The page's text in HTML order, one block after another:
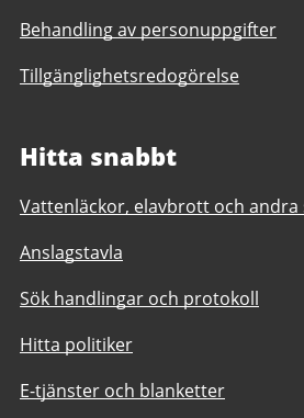
Behandling av personuppgifter
Tillgänglighetsredogörelse
Hitta snabbt
Vattenläckor, elavbrott och
Anslagstavla
Sök handlingar och protokoll
Hitta politiker
E-tjänster och blanketter